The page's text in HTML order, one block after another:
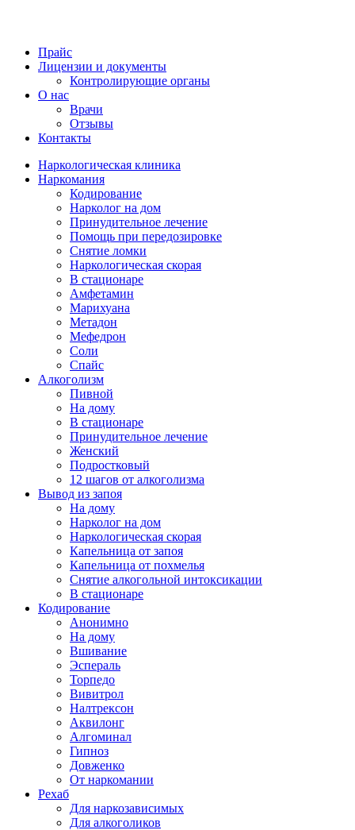
Прайс
Лицензии и документы
Контролирующие органы
О нас
Врачи
Отзывы
Контакты
Наркологическая клиника
Наркомания
Кодирование
Нарколог на дом
Принудительное лечение
Помощь при передозировке
Снятие ломки
Наркологическая скорая
В стационаре
Амфетамин
Марихуана
Метадон
Мефедрон
Соли
Спайс
Алкоголизм
Пивной
На дому
В стационаре
Принудительное лечение
Женский
Подростковый
12 шагов от алкоголизма
Вывод из запоя
На дому
Нарколог на дом
Наркологическая скорая
Капельница от запоя
Капельница от похмелья
Снятие алкогольной интоксикации
В стационаре
Кодирование
Анонимно
На дому
Вшивание
Эспераль
Торпедо
Вивитрол
Налтрексон
Аквилонг
Алгоминал
Гипноз
Довженко
От наркомании
Рехаб
Для наркозависимых
Для алкоголиков